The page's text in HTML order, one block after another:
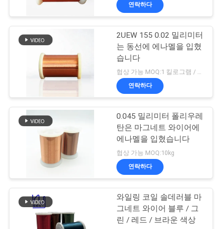
연락하다
2UEW 155 0.02 밀리미터
는 동선에 에나멜을 입혔
습니다
연락하다
0.045 밀리미터 폴리우레
탄은 마그네트 와이어에
에나멜을 입혔습니다
협상 가능 MOQ:10kg
연락하다
와일링 코일 솔데러블 마
그네트 와이어 블루 / 그
린 / 레드 / 브라운 색상